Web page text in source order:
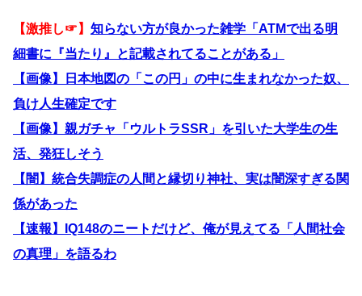
【激推し☞】 知らない方が良かった雑学「ATMで出る明
細書に『当たり』と記載されてることがある」
【画像】日本地図の「この円」の中に生まれなかった奴、
負け人生確定です
【画像】親ガチャ「ウルトラSSR」を引いた大学生の生
活、発狂しそう
【闇】統合失調症の人間と縁切り神社、実は闇深すぎる関
係があった
【速報】IQ148のニートだけど、俺が見えてる「人間社会
の真理」を語るわ